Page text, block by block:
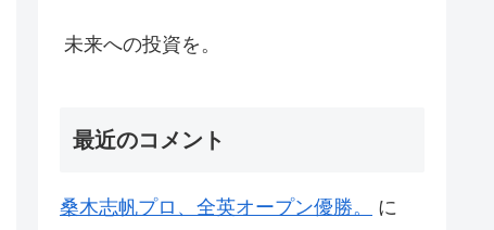
未来への投資を。
最近のコメント
桑木志帆プロ、全英オープン優勝。
に